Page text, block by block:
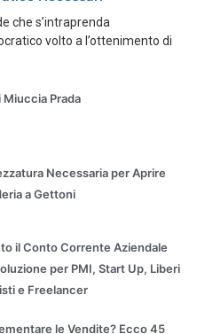
che s’intraprenda
volto a l’ottenimento di
Miuccia Prada
Necessaria per Aprire
a Gettoni
il Conto Corrente Aziendale
per PMI, Start Up, Liberi
e Freelancer
le Vendite? Ecco 45